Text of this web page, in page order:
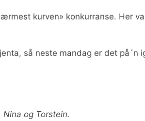
kurven» konkurranse. Her
så neste mandag er det på´n
Nina og Torstein.